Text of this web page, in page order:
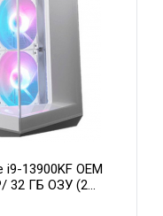
13900KF OEM
32 ГБ ОЗУ (2
OC 16GB GDDR6